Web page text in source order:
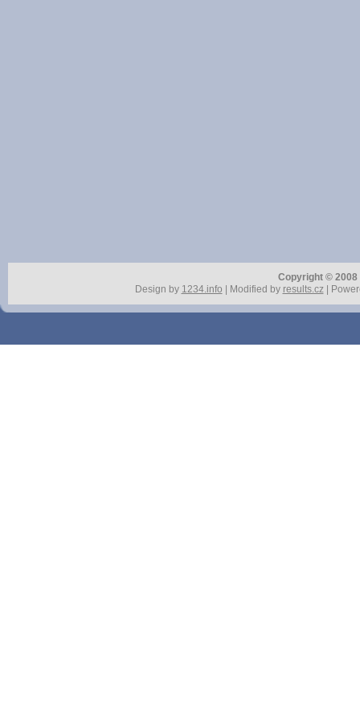
Copyright ©
Design by 1234.info | Modified by results.cz|